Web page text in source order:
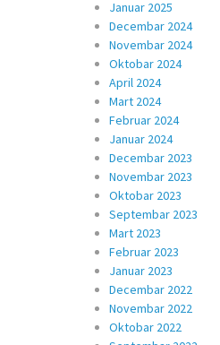
Januar 2025
Decembar 2024
Novembar 2024
Oktobar 2024
April 2024
Mart 2024
Februar 2024
Januar 2024
Decembar 2023
Novembar 2023
Oktobar 2023
Septembar 2023
Mart 2023
Februar 2023
Januar 2023
Decembar 2022
Novembar 2022
Oktobar 2022